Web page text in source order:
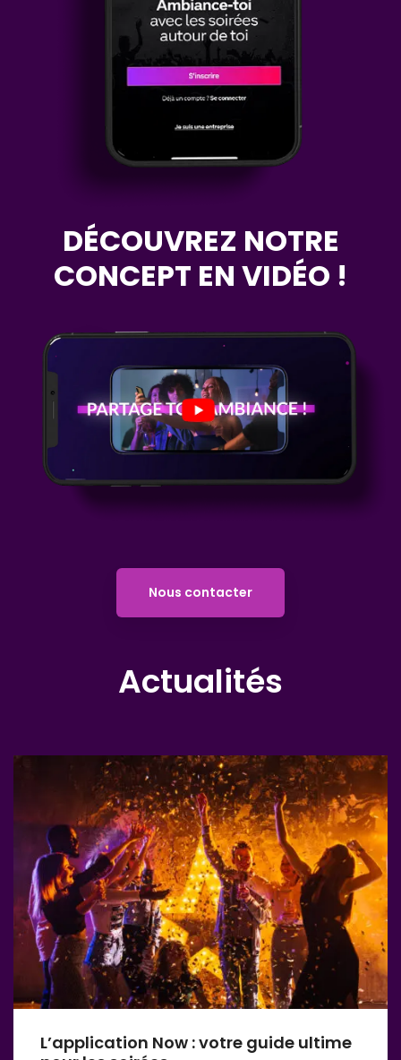
DÉCOUVREZ NOTRE
CONCEPT EN VIDÉO !
Nous contacter
Actualités
L’application Now : votre guide ultime